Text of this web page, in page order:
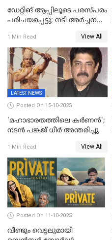
ഡേറ്റിങ് ആപ്പിലൂടെ പരസ്പരം
പരിചയപ്പെട്ടു; നടി അർച്ചന
1 Min Read View All
LATEST NEWS
Posted On 15-10-2025
'മഹാഭാരതത്തിലെ കർണന്‍';
നടൻ പങ്കജ് ധീർ അന്തരിച്ചു
1 Min Read View All
Posted On 11-10-2025
വീണ്ടും വെട്ടലുമായി